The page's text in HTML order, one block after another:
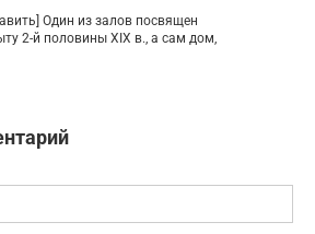
Один из залов посвящен
2-й половины XIX в., а сам дом,